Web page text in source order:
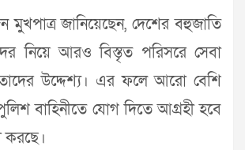
জানিয়েছেন, দেশের বহুজাতি
নিয়ে আরও বিস্তৃত পরিসরে সেবা
উদ্দেশ্য। এর ফলে আরো বেশি
বাহিনীতে যোগ দিতে আগ্রহী হবে
করছে।